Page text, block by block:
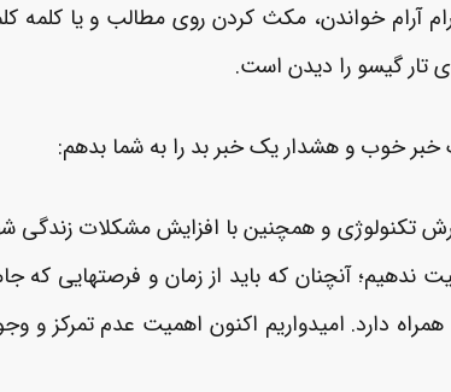
­آرام خواندن، مکث کردن روی مطالب و یا کلمه
تار گیسو را دیدن است.
خوب و هشدار یک خبر بد را به شما بدهم:
تکنولوژی و همچنین با افزایش مشکلات زندگی
ندهیم؛ آنچنان که باید از زمان و فرصت­هایی که
همراه دارد. امیدواریم اکنون اهمیت عدم تمرکز و